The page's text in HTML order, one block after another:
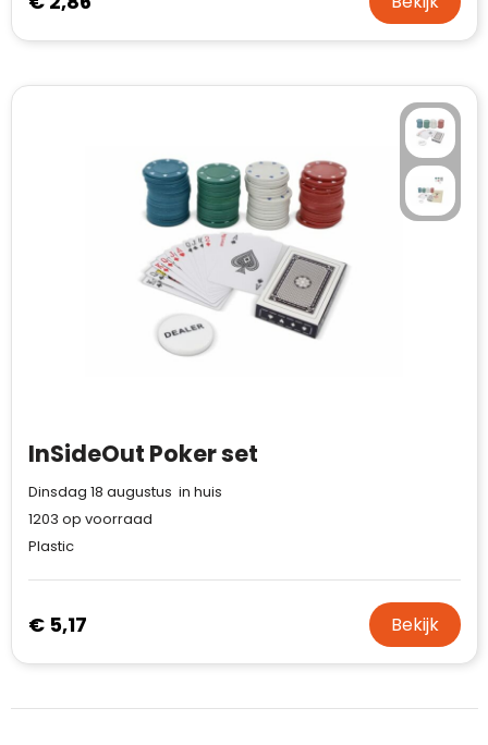
InSideOut Poker set
Dinsdag 18 augustus in huis
1203 op voorraad
Plastic
€ 5,17 Bekijk